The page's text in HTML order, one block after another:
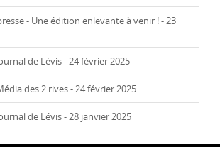
- Une édition enlevante à venir ! - 23
de Lévis - 24 février 2025
des 2 rives - 24 février 2025
de Lévis - 28 janvier 2025